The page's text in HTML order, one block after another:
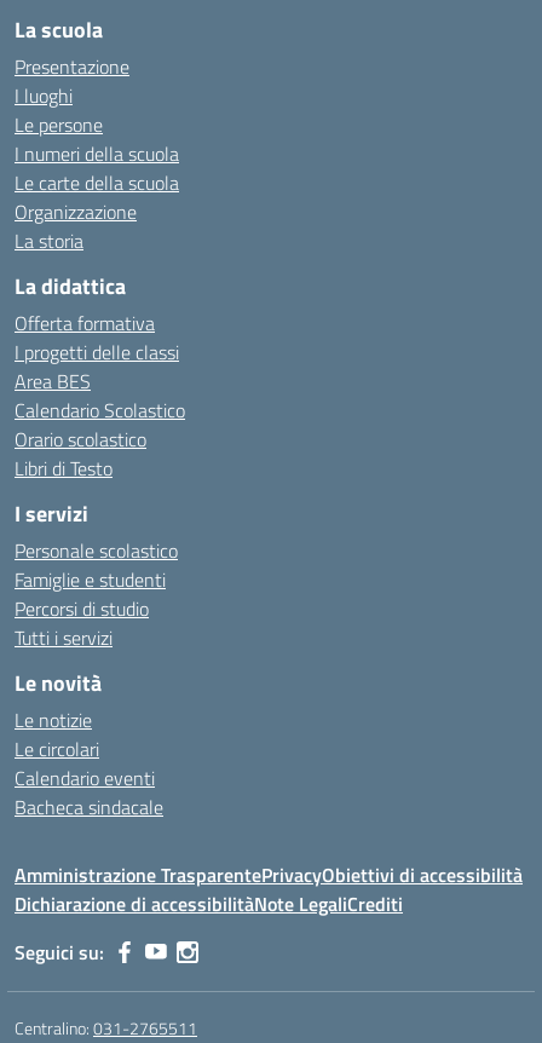
La scuola
Presentazione
I luoghi
Le persone
I numeri della scuola
Le carte della scuola
Organizzazione
La storia
La didattica
Offerta formativa
I progetti delle classi
Area BES
Calendario Scolastico
Orario scolastico
Libri di Testo
I servizi
Personale scolastico
Famiglie e studenti
Percorsi di studio
Tutti i servizi
Le novità
Le notizie
Le circolari
Calendario eventi
Bacheca sindacale
Amministrazione TrasparentePrivacyObiettivi di accessibilità
Dichiarazione di accessibilitàNote LegaliCrediti
Seguici su:
Centralino:031-2765511